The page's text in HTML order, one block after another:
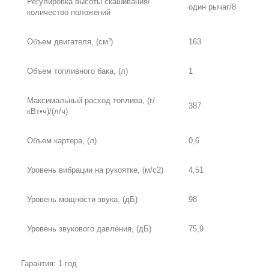
количество положений
один рычаг/8
Объем двигателя, (см³) 163
Объем топливного бака, (л) 1
Максимальный расход топлива, (г/
кВт•ч)/(л/ч)
387
Объем картера, (л) 0,6
Уровень вибрации на рукоятке, (м/с2) 4,51
Уровень мощности звука, (дБ) 98
Уровень звукового давления, (дБ) 75,9
Гарантия: 1 год